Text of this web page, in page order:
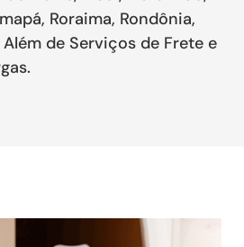
Roraima, Rondônia,
de Serviços de Frete e